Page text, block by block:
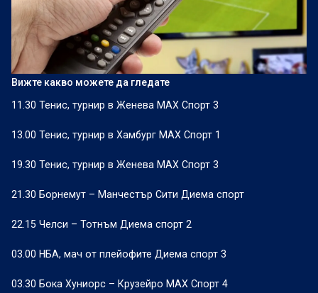
Вижте какво можете да гледате
11.30 Тенис, турнир в Женева МАХ Спорт 3
13.00 Тенис, турнир в Хамбург МАХ Спорт 1
19.30 Тенис, турнир в Женева МАХ Спорт 3
21.30 Борнемут – Манчестър Сити Диема спорт
22.15 Челси – Тотнъм Диема спорт 2
03.00 НБА, мач от плейофите Диема спорт 3
03.30 Бока Хуниорс – Крузейро МАХ Спорт 4